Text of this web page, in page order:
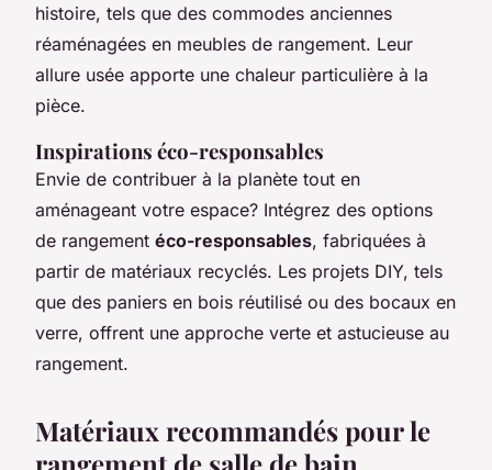
histoire, tels que des commodes anciennes
réaménagées en meubles de rangement. Leur
allure usée apporte une chaleur particulière à la
pièce.
Inspirations éco-responsables
Envie de contribuer à la planète tout en
aménageant votre espace? Intégrez des options
de rangement éco-responsables, fabriquées à
partir de matériaux recyclés. Les projets DIY, tels
que des paniers en bois réutilisé ou des bocaux en
verre, offrent une approche verte et astucieuse au
rangement.
Matériaux recommandés pour le